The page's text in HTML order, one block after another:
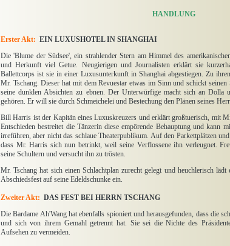
HANDLUNG
Erster Akt: EIN LUXUSHOTEL IN SHANGHAI
Die 'Blume der Südsee', ein strahlender Stern am Himmel des
und Herkunft viel Getue. Neugierigen und Journalisten erklärt sie
Ballettcorps ist sie in einer Luxusunterkunft in Shanghai abgestiegen. Zu
Mr. Tschang. Dieser hat mit dem Revuestar etwas im Sinn und schickt
seine dunklen Absichten zu ebnen. Der Unterwürfige macht sich an Dolla
gehören. Er will sie durch Schmeichelei und Bestechung den Plänen seines
Bill Harris ist der Kapitän eines Luxuskreuzers und erklärt großtuerisch, mit
Entschieden bestreitet die Tänzerin diese empörende Behauptung und kann
irreführen, aber nicht das schlaue Theaterpublikum. Auf den Parkettplätzen
dass Mr. Harris sich nun betrinkt, weil seine Verflossene ihn verleugnet.
seine Schultern und versucht ihn zu trösten.
Mr. Tschang hat sich einen Schlachtplan zurecht gelegt und heuchlerisch
Abschiedsfest auf seine Edeldschunke ein.
Zweiter Akt: DAS FEST BEI HERRN TSCHANG
Die Bardame Ah'Wang hat ebenfalls spioniert und herausgefunden, dass die
und sich von ihrem Gemahl getrennt hat. Sie sei die Nichte des
Aufsehen zu vermeiden.